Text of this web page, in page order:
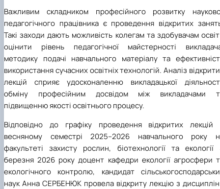
Важливим складником професійного розвитку
педагогічного працівника є проведення відкритих
Такі заходи дають можливість колегам та здобувачам
оцінити рівень педагогічної майстерності
методику подачі навчального матеріалу та
використання сучасних освітніх технологій. Аналіз
лекцій сприяє удосконаленню викладацької
обміну професійним досвідом між викладачами
підвищенню якості освітнього процесу.
Відповідно до графіку проведення відкритих лекцій
весняному семестрі 2025–2026 навчального року
факультеті захисту рослин, біотехнології та екології
березня 2026 року доцент кафедри екології агросфери
екологічного контролю, кандидат
наук Анна СЕРБЕНЮК провела відкриту лекцію з